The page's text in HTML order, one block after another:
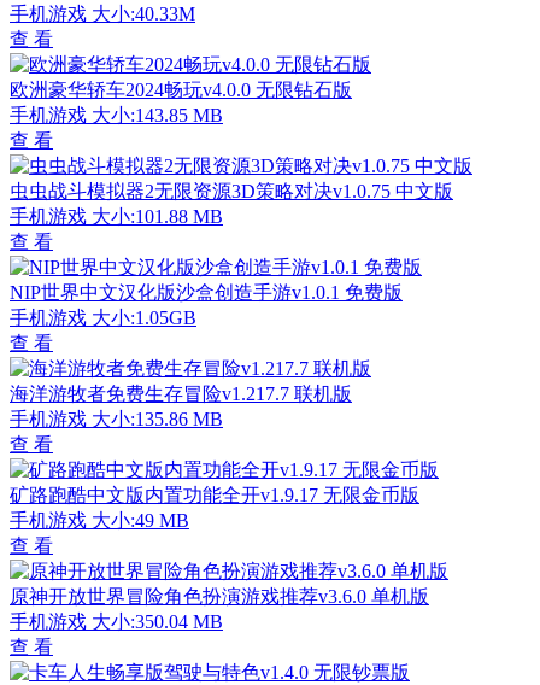
手机游戏 大小:40.33M
查 看
欧洲豪华轿车2024畅玩v4.0.0 无限钻石版
手机游戏 大小:143.85 MB
查 看
虫虫战斗模拟器2无限资源3D策略对决v1.0.75 中文版
手机游戏 大小:101.88 MB
查 看
NIP世界中文汉化版沙盒创造手游v1.0.1 免费版
手机游戏 大小:1.05GB
查 看
海洋游牧者免费生存冒险v1.217.7 联机版
手机游戏 大小:135.86 MB
查 看
矿路跑酷中文版内置功能全开v1.9.17 无限金币版
手机游戏 大小:49 MB
查 看
原神开放世界冒险角色扮演游戏推荐v3.6.0 单机版
手机游戏 大小:350.04 MB
查 看